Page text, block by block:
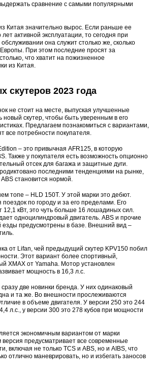
сравнение с самыми популярными
Китая значительно вырос. Если раньше ее
лет активной эксплуатации, то сегодня при
она служит столько же, сколько
При этом последние просят за
что хватит на пожизненное
из Китая.
скутеров 2023 года
не стоит на месте, выпуская улучшенные
новый скутер, чтобы быть уверенным в его
Предлагаем познакомиться с вариантами,
все потребности покупателя.
– это привычная AFR125, в которую
Также у покупателя есть возможность опционно
отсек для багажа и защитные дуги.
последними тенденциями на рынке,
становится нормой.
топе – HLD 150T. У этой марки это дебют.
по городу и за его пределами. Его
12,1 кВт, это чуть больше 16 лошадиных сил.
одноцилиндровый двигатель. ABS и прочие
предусмотрены в базе. Внешний вид –
от Lifan, чей предыдущий скутер KPV150 побил
Этот вариант более спортивный,
XMAX от Yamaha. Мотор установлен
мощность в 16,3 л.с.
две новинки бренда. У них одинаковый
и та же. Во внешности прослеживаются
в объеме двигателя. У версии 250 это 244
л.с., у версии 300 это 278 кубов при мощности
экономичным вариантом от марки
предусматривает все современные
включая не только TCS и ABS, но и AIBS, что
отлично маневрировать, но и избегать заносов